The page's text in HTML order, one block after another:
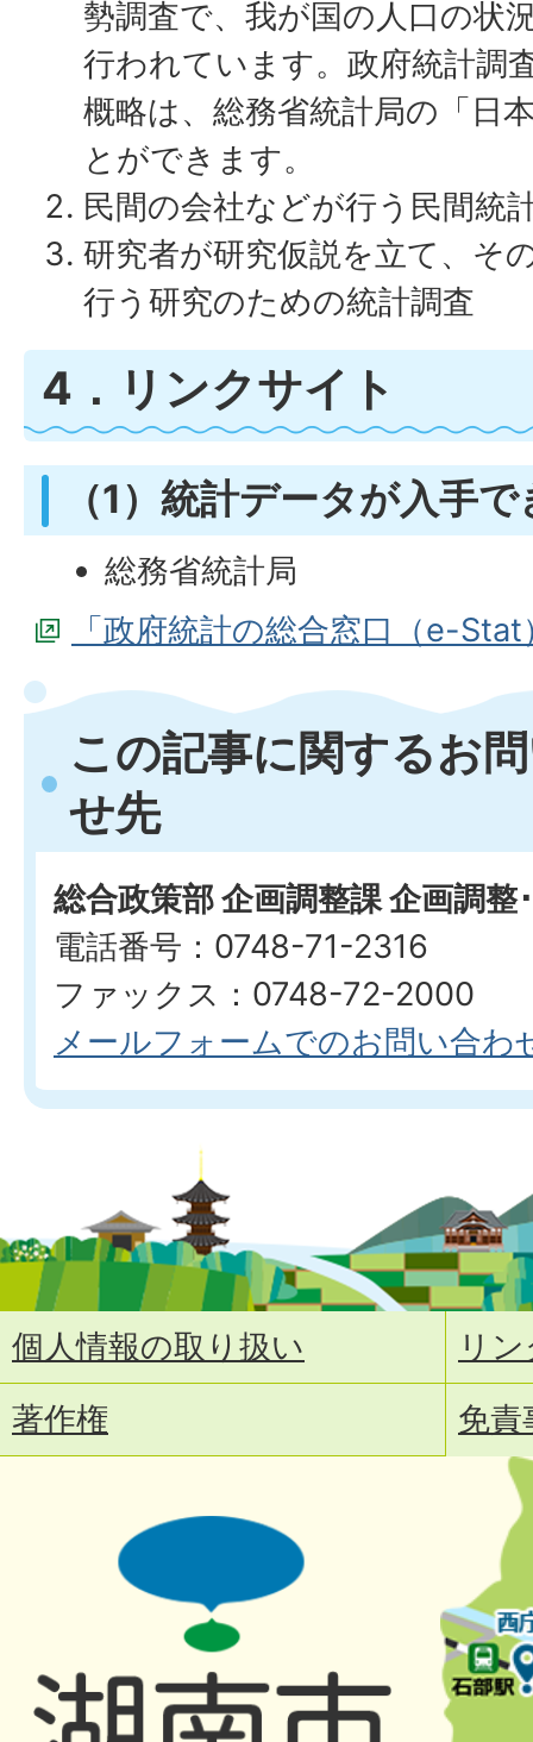
勢調査で、我が国の人口の状
行われています。政府統計調
概略は、総務省統計局の「日
とができます。
民間の会社などが行う民間統
研究者が研究仮説を立て、そ
行う研究のための統計調査
4．リンクサイト
（1）統計データが入手
総務省統計局
「政府統計の総合窓口（e-Stat
この記事に関するお
せ先
総合政策部 企画調整課 企画調整
電話番号：0748-71-2316
ファックス：0748-72-2000
メールフォームでのお問い合わ
個人情報の取り扱い
リ
著作権
免責